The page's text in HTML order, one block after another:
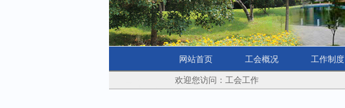
网站首页 工会概况 工作制度
欢迎您访问：工会工作